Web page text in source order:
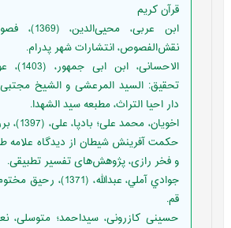
قرآن کریم
ابن عربی،
نقش‌الفصوص، انتشارات شهر پدرام.
الاحسانی، ابن
تحقیق: السید المرعشی و الشیخ مجتبی
دار احیا التراث، مطبعه سید الشهدا.
اخویان، محمد
حکمت آفرینش شیطان از دیدگاه علامه
و فخر رازی، پژوهش‌های تفسیر تطبیقی.
جوادي آملي، عبدالله،
قم.